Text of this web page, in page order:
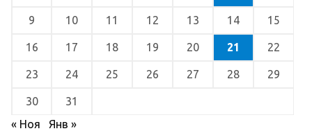
9 10 11 12 13 14 15
16 17 18 19 20 21 22
23 24 25 26 27 28 29
30
31
« Ноя
Янв »